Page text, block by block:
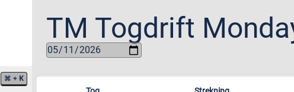
⌘ + K
TM Togdrift